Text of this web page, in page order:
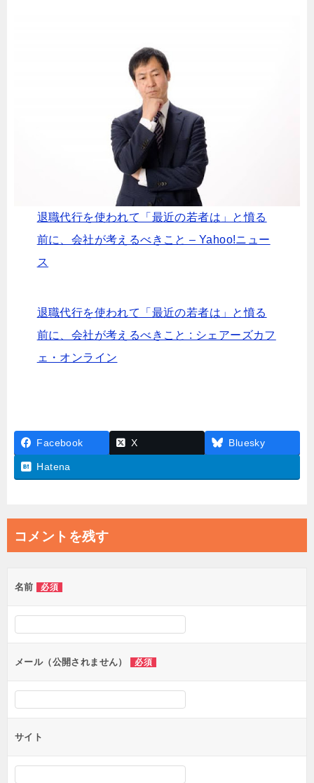
退職代行を使われて「最近の若者は」と憤る
前に、会社が考えるべきこと – Yahoo!ニュー
ス
退職代行を使われて「最近の若者は」と憤る
前に、会社が考えるべきこと : シェアーズカフ
ェ・オンライン
Facebook X Bluesky
Hatena
コメントを残す
名前 必須
メール（公開されません） 必須
サイト